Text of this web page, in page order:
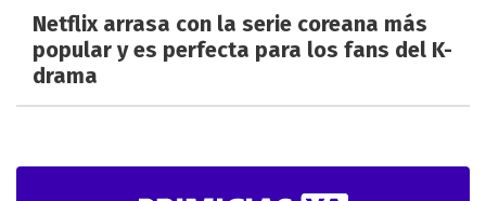
Netflix arrasa con la serie coreana más
popular y es perfecta para los fans del K-
drama